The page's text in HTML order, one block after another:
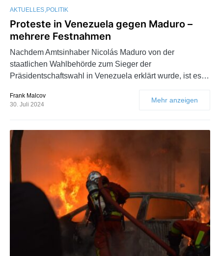
AKTUELLES POLITIK
Proteste in Venezuela gegen Maduro –
mehrere Festnahmen
Nachdem Amtsinhaber Nicolás Maduro von der
staatlichen Wahlbehörde zum Sieger der
Präsidentschaftswahl in Venezuela erklärt wurde, ist es…
Frank Malcov
30. Juli 2024
Mehr anzeigen